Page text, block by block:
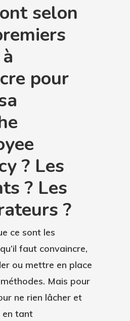
selon
pour
? Les
? Les
?
ce sont les
faut convaincre,
ou mettre en place
Mais pour
ne rien lâcher et
en tant